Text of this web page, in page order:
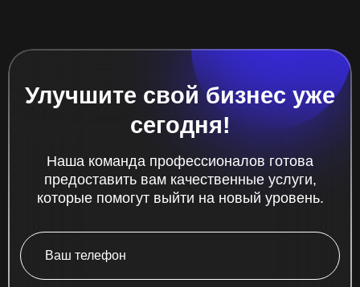
Улучшите свой бизнес уже
сегодня!
Наша команда профессионалов готова
предоставить вам качественные услуги,
которые помогут выйти на новый уровень.